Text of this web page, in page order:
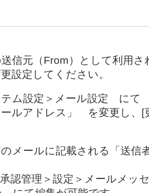
送信元（From）として利用
設定してください。
テム設定＞メール設定 にて
ールアドレス」 を変更し、[
メールに記載される「送信
認管理＞設定＞メールメッ